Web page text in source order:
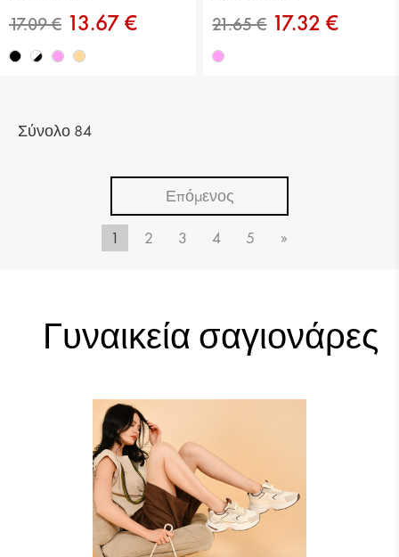
13.67 €
21.65 €
17.32 €
Σύνολο 84
Επόμενος
1 2 3 4 5 »
Γυναικεία σαγιονάρες